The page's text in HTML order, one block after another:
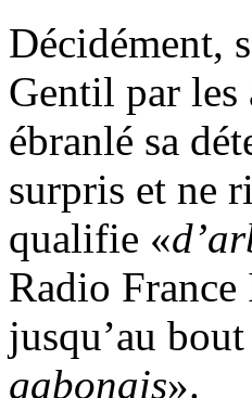
Décidément,
Gentil par les
ébranlé sa
surpris et ne
qualifie «
Radio
jusqu’au
gabonais».